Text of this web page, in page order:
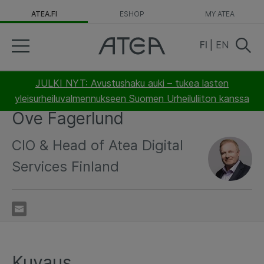
ATEA.FI ESHOP MY ATEA
JULKI NYT: Avustushaku auki – tukea lasten
yleisurheiluvalmennukseen Suomen Urheiluliiton kanssa
FI EN
Ove Fagerlund
CIO & Head of Atea Digital
Services Finland